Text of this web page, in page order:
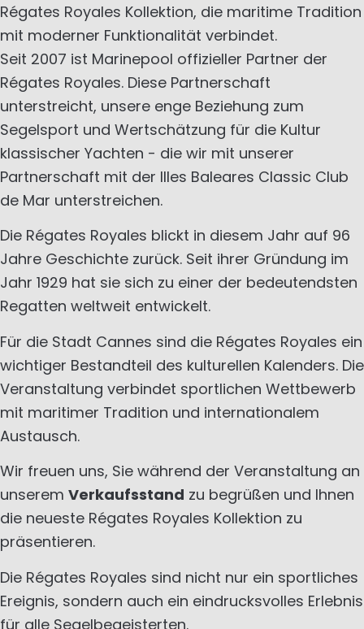
Régates Royales Kollektion, die maritime Tradition
mit moderner Funktionalität verbindet.
Seit 2007 ist Marinepool offizieller Partner der
Régates Royales. Diese Partnerschaft
unterstreicht, unsere enge Beziehung zum
Segelsport und Wertschätzung für die Kultur
klassischer Yachten - die wir mit unserer
Partnerschaft mit der Illes Baleares Classic Club
de Mar unterstreichen.
Die Régates Royales blickt in diesem Jahr auf 96
Jahre Geschichte zurück. Seit ihrer Gründung im
Jahr 1929 hat sie sich zu einer der bedeutendsten
Regatten weltweit entwickelt.
Für die Stadt Cannes sind die Régates Royales ein
wichtiger Bestandteil des kulturellen Kalenders. Die
Veranstaltung verbindet sportlichen Wettbewerb
mit maritimer Tradition und internationalem
Austausch.
Wir freuen uns, Sie während der Veranstaltung an
unserem Verkaufsstand zu begrüßen und Ihnen
die neueste Régates Royales Kollektion zu
präsentieren.
Die Régates Royales sind nicht nur ein sportliches
Ereignis, sondern auch ein eindrucksvolles Erlebnis
für alle Segelbegeisterten.